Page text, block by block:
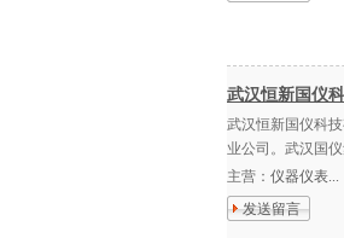
武汉恒新国仪
武汉恒新国仪科
业公司。武汉国
主营： 仪器仪表...
发送留言